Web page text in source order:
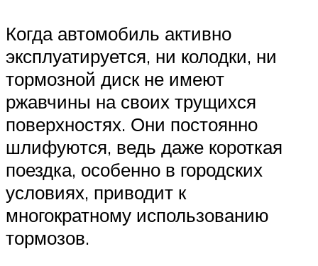
Когда автомобиль активно
эксплуатируется, ни колодки, ни
тормозной диск не имеют
ржавчины на своих трущихся
поверхностях. Они постоянно
шлифуются, ведь даже короткая
поездка, особенно в городских
условиях, приводит к
многократному использованию
тормозов.